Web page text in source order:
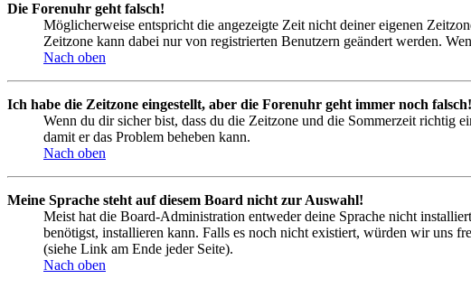
Die Forenuhr geht falsch!
Möglicherweise entspricht die angezeigte Zeit nicht deiner eigenen
Zeitzone kann dabei nur von registrierten Benutzern geändert werden.
Nach oben
Ich habe die Zeitzone eingestellt, aber die Forenuhr geht immer noch falsch!
Wenn du dir sicher bist, dass du die Zeitzone und die Sommerzeit richtig
damit er das Problem beheben kann.
Nach oben
Meine Sprache steht auf diesem Board nicht zur Auswahl!
Meist hat die Board-Administration entweder deine Sprache nicht
benötigst, installieren kann. Falls es noch nicht existiert, würden wir uns
(siehe Link am Ende jeder Seite).
Nach oben